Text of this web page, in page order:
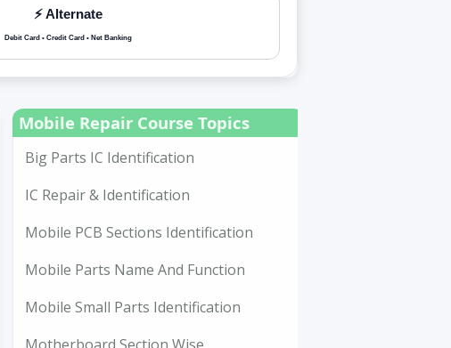
⚡ Alternate
Debit Card • Credit Card • Net Banking
Mobile Repair Course Topics
Big Parts IC Identification
IC Repair & Identification
Mobile PCB Sections Identification
Mobile Parts Name And Function
Mobile Small Parts Identification